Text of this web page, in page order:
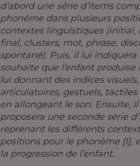
d’abord une série d’items
phonème dans plusieurs
contextes linguistiques (initial,
final, clusters, mot, phrase,
spontané). Puis, il lui indiquera
souhaite que l’enfant produise
lui donnant des indices visuels,
articulatoires, gestuels, tactiles
en allongeant le son. Ensuite,
proposera une seconde série
reprenant les différents
positions pour le phonème [l],
la progression de l’enfant.